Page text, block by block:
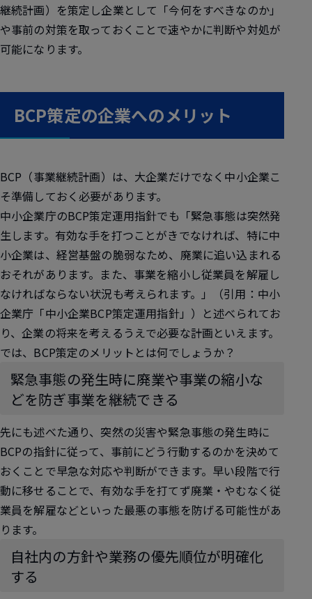
継続計画）を策定し企業として「今何をすべきなのか」
や事前の対策を取っておくことで速やかに判断や対処が
可能になります。
BCP策定の企業へのメリット
BCP（事業継続計画）は、大企業だけでなく中小企業こ
そ準備しておく必要があります。
中小企業庁のBCP策定運用指針でも「緊急事態は突然発
生します。有効な手を打つことがきでなければ、特に中
小企業は、経営基盤の脆弱なため、廃業に追い込まれる
おそれがあります。また、事業を縮小し従業員を解雇し
なければならない状況も考えられます。」（引用：中小
企業庁「中小企業BCP策定運用指針」）と述べられてお
り、企業の将来を考えるうえで必要な計画といえます。
では、BCP策定のメリットとは何でしょうか？
緊急事態の発生時に廃業や事業の縮小な
どを防ぎ事業を継続できる
先にも述べた通り、突然の災害や緊急事態の発生時に
BCPの指針に従って、事前にどう行動するのかを決めて
おくことで早急な対応や判断ができます。早い段階で行
動に移せることで、有効な手を打てず廃業・やむなく従
業員を解雇などといった最悪の事態を防げる可能性があ
ります。
自社内の方針や業務の優先順位が明確化
する